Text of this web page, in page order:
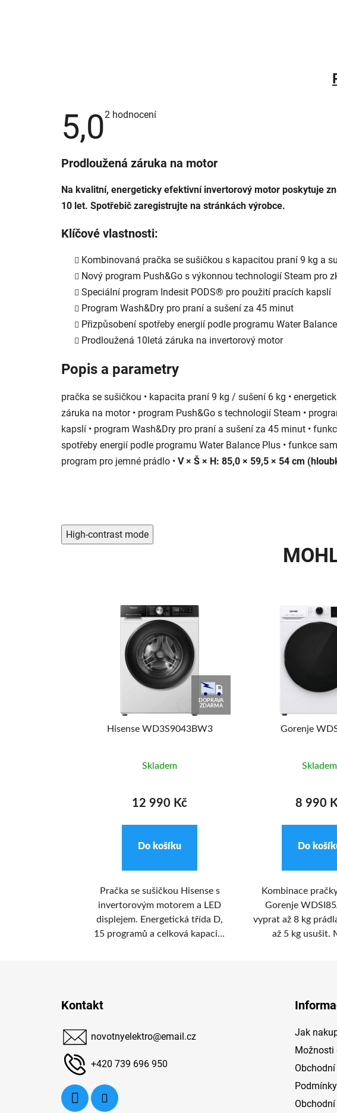
5,0Průměrné
z
5
2 hodnocení
Prodloužená záruka na motor
Na kvalitní, energeticky efektivní invertorový motor poskytuje
10 let. Spotřebič zaregistrujte na stránkách výrobce.
Klíčové vlastnosti:
Kombinovaná pračka se sušičkou s kapacitou praní 9 kg a
Nový program Push&Go s výkonnou technologií Steam pro
Speciální program Indesit PODS® pro použití pracích kapslí
Program Wash&Dry pro praní a sušení za 45 minut
Přizpůsobení spotřeby energií podle programu Water
Prodloužená 10letá záruka na invertorový motor
Popis a parametry
pračka se sušičkou • kapacita praní 9 kg / sušení 6 kg •
záruka na motor • program Push&Go s technologií Steam •
kapslí • program Wash&Dry pro praní a sušení za 45 minut •
spotřeby energií podle programu Water Balance Plus • funkce
program pro jemné prádlo • V × Š × H: 85,0 × 59,5 × 54 cm
High-contrast mode
DOPRAVA
ZDARMA
Hisense WD3S9043BW3
Skladem
12 990 Kč
Do košíku
Pračka se sušičkou Hisense s
invertorovým motorem a LED
displejem. Energetická třída D,
15 programů a celková kapacita
Gorenje
Skladem
8 990
Do
Kombinace
Gorenje
vyprat až 8 kg
až 5 kg usušit.
Kontakt
novotnyelektro@email.cz
+420 739 696 950
Jak
Možnosti